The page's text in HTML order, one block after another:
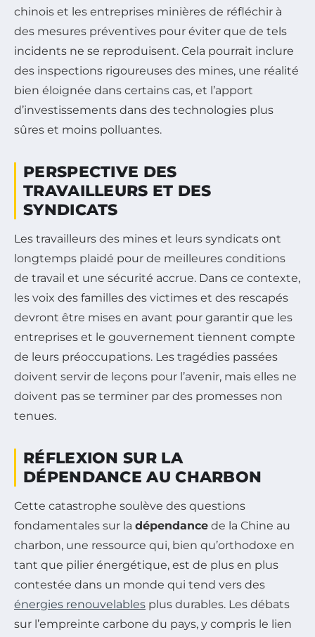
chinois et les entreprises minières de réfléchir à
des mesures préventives pour éviter que de tels
incidents ne se reproduisent. Cela pourrait inclure
des inspections rigoureuses des mines, une réalité
bien éloignée dans certains cas, et l’apport
d’investissements dans des technologies plus
sûres et moins polluantes.
PERSPECTIVE DES
TRAVAILLEURS ET DES
SYNDICATS
Les travailleurs des mines et leurs syndicats ont
longtemps plaidé pour de meilleures conditions
de travail et une sécurité accrue. Dans ce contexte,
les voix des familles des victimes et des rescapés
devront être mises en avant pour garantir que les
entreprises et le gouvernement tiennent compte
de leurs préoccupations. Les tragédies passées
doivent servir de leçons pour l’avenir, mais elles ne
doivent pas se terminer par des promesses non
tenues.
RÉFLEXION SUR LA
DÉPENDANCE AU CHARBON
Cette catastrophe soulève des questions
fondamentales sur la dépendance de la Chine au
charbon, une ressource qui, bien qu’orthodoxe en
tant que pilier énergétique, est de plus en plus
contestée dans un monde qui tend vers des
énergies renouvelables plus durables. Les débats
sur l’empreinte carbone du pays, y compris le lien